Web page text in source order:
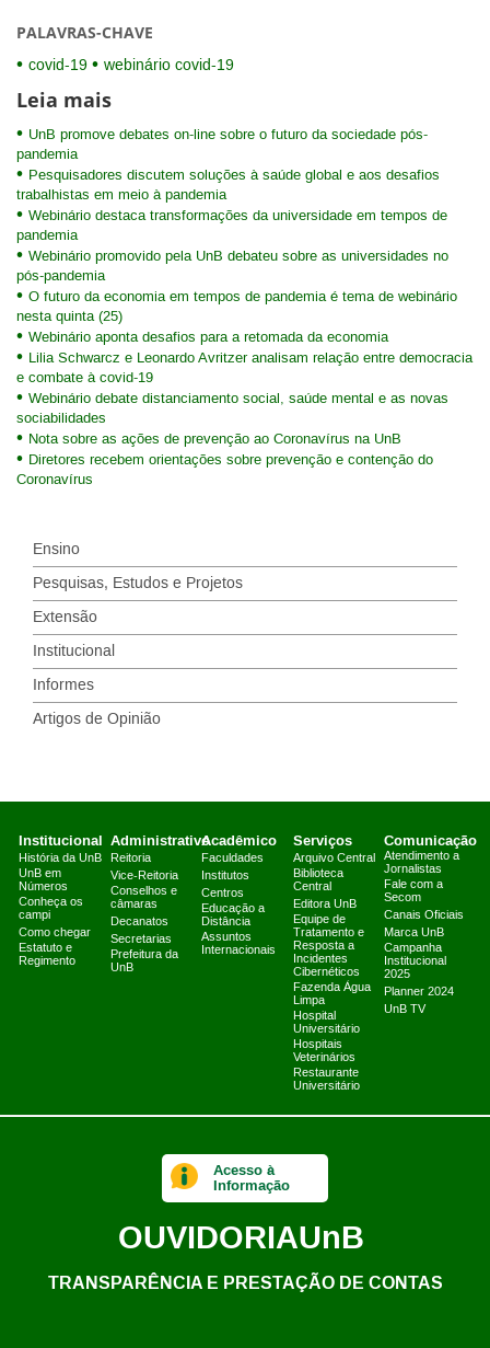
PALAVRAS-CHAVE
covid-19 webinário covid-19
Leia mais
UnB promove debates on-line sobre o futuro da sociedade pós-
pandemia
Pesquisadores discutem soluções à saúde global e aos desafios
trabalhistas em meio à pandemia
Webinário destaca transformações da universidade em tempos de
pandemia
Webinário promovido pela UnB debateu sobre as universidades no
pós-pandemia
O futuro da economia em tempos de pandemia é tema de webinário
nesta quinta (25)
Webinário aponta desafios para a retomada da economia
Lilia Schwarcz e Leonardo Avritzer analisam relação entre democracia
e combate à covid-19
Webinário debate distanciamento social, saúde mental e as novas
sociabilidades
Nota sobre as ações de prevenção ao Coronavírus na UnB
Diretores recebem orientações sobre prevenção e contenção do
Coronavírus
Ensino
Pesquisas, Estudos e Projetos
Extensão
Institucional
Informes
Artigos de Opinião
Institucional
História da UnB
UnB em
Números
Conheça os
campi
Como chegar
Estatuto e
Regimento
Administrativo
Reitoria
Vice-Reitoria
Conselhos e
câmaras
Decanatos
Secretarias
Prefeitura da
UnB
Acadêmico
Faculdades
Institutos
Centros
Educação a
Distância
Assuntos
Internacionais
Serviços
Arquivo Central
Biblioteca
Central
Editora UnB
Equipe de
Tratamento e
Resposta a
Incidentes
Cibernéticos
Fazenda Água
Limpa
Hospital
Universitário
Hospitais
Veterinários
Restaurante
Universitário
Comunicação
Atendimento a
Jornalistas
Fale com a
Secom
Canais Oficiais
Marca UnB
Campanha
Institucional
2025
Planner 2024
UnB TV
Acesso à
Informação
OUVIDORIAUnB
TRANSPARÊNCIA E PRESTAÇÃO DE CONTAS